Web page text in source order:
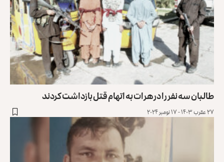
طالبان سه نفر را در هرات به اتهام قتل بازداشت کردند
۲۷ عقرب ۱۴۰۳ - ۱۷ نومبر ۲۰۲۴